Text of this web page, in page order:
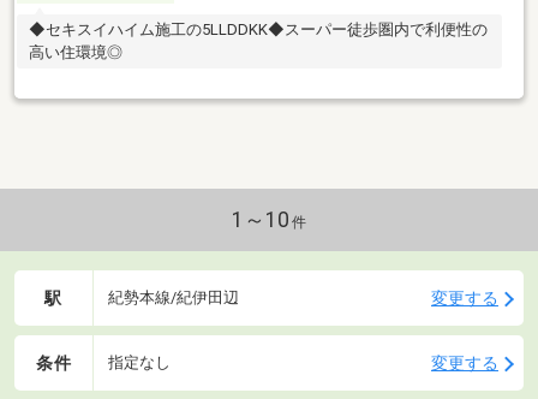
◆セキスイハイム施工の5LLDDKK◆スーパー徒歩圏内で利便性の
高い住環境◎
1～10 件
駅 紀勢本線/紀伊田辺 変更する
条件 指定なし 変更する